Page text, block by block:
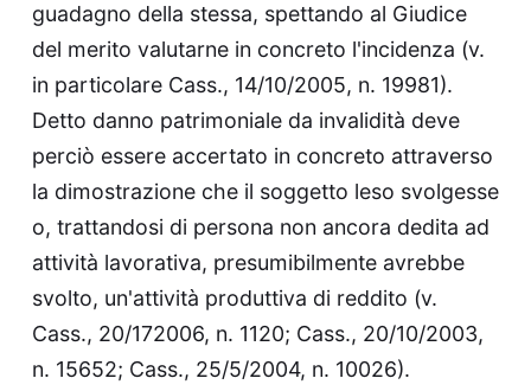
guadagno della stessa, spettando al Giudice
del merito valutarne in concreto l'incidenza (v.
in particolare Cass., 14/10/2005, n. 19981).
Detto danno patrimoniale da invalidità deve
perciò essere accertato in concreto attraverso
la dimostrazione che il soggetto leso svolgesse
o, trattandosi di persona non ancora dedita ad
attività lavorativa, presumibilmente avrebbe
svolto, un'attività produttiva di reddito (v.
Cass., 20/172006, n. 1120; Cass., 20/10/2003,
n. 15652; Cass., 25/5/2004, n. 10026).